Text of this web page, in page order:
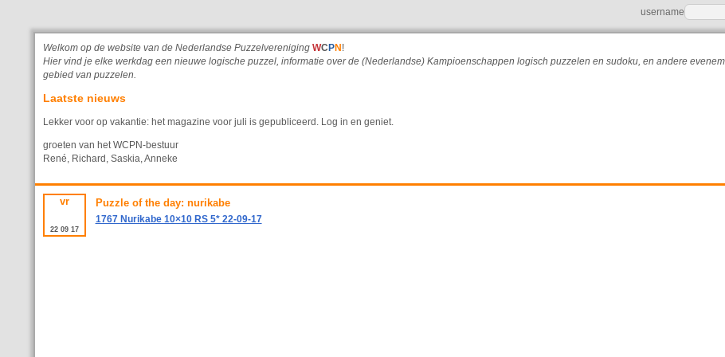
username
Welkom op de website van de Nederlandse Puzzelvereniging WC PN !
Hier vind je elke werkdag een nieuwe logische puzzel, informatie over de (Nederlandse) Kampioenschappen logisch puzzelen en sudoku, en andere
gebied van puzzelen.
Laatste nieuws
Lekker voor op vakantie: het magazine voor juli is gepubliceerd. Log in en geniet.
groeten van het WCPN-bestuur
René, Richard, Saskia, Anneke
vr
22 09 17
Puzzle of the day: nurikabe
1767 Nurikabe 10×10 RS 5* 22-09-17